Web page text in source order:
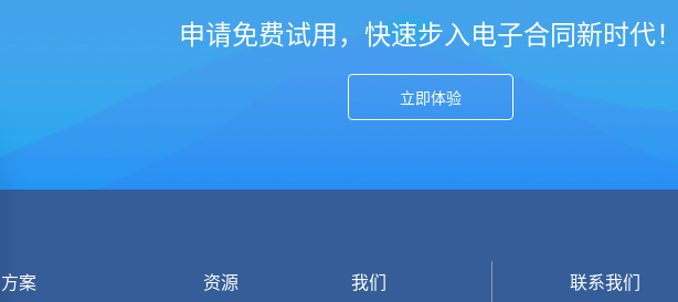
申请免费试用，快速步入电子合同新时代
立即体验
方案 资源 我们 联系我们